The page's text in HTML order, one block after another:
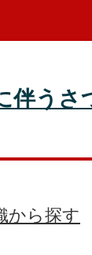
伴うさ
から探す